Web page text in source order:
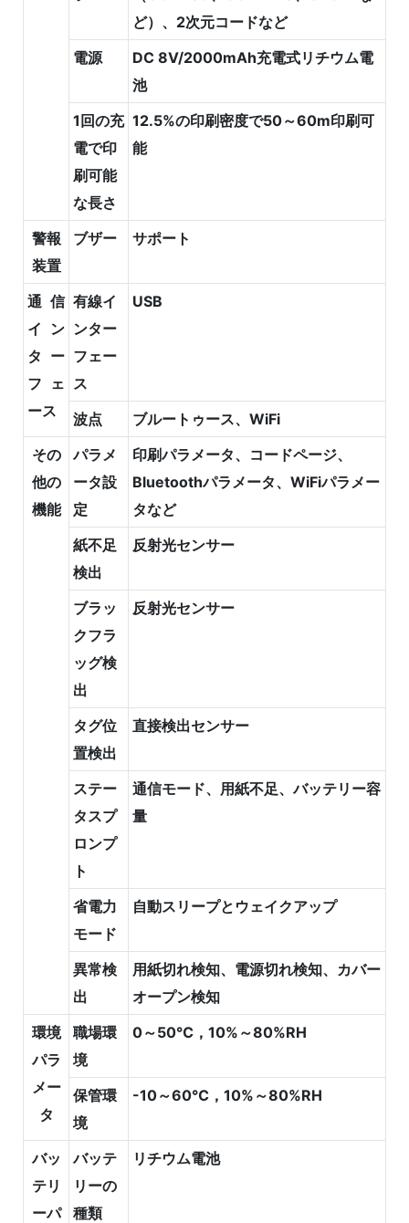
ど）、2次元コードなど
電源
DC 8V/2000mAh充電式リチウム電
池
1回の充
電で印
刷可能
な長さ
12.5%の印刷密度で50～60m印刷可
能
警報
装置
ブザー サポート
通信
イン
ター
フェ
ース
有線イ
ンター
フェー
ス
USB
波点
ブルートゥース、WiFi
その
他の
機能
パラメ
ータ設
定
印刷パラメータ、コードページ、
Bluetoothパラメータ、WiFiパラメー
タなど
紙不足
検出
反射光センサー
ブラッ
クフラ
ッグ検
出
反射光センサー
タグ位
置検出
直接検出センサー
ステー
タスプ
ロンプ
ト
通信モード、用紙不足、バッテリー容
量
省電力
モード
自動スリープとウェイクアップ
異常検
出
用紙切れ検知、電源切れ検知、カバー
オープン検知
環境
パラ
メー
タ
職場環
境
0～50℃，10%～80%RH
保管環
境
-10～60℃，10%～80%RH
バッ
テリ
ーパ
バッテ
リーの
種類
リチウム電池